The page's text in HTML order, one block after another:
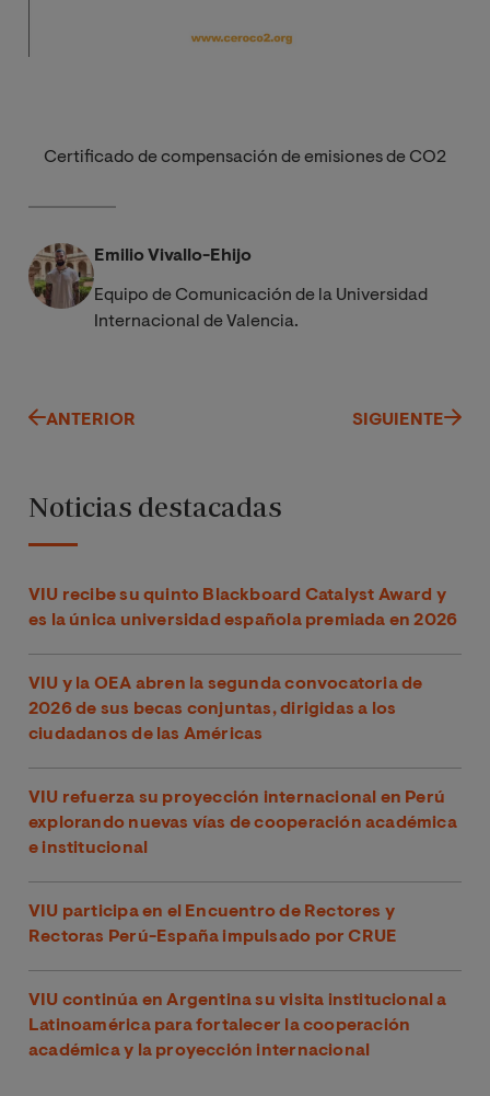
Certificado de compensación de emisiones de CO2
Emilio Vivallo-Ehijo
Equipo de Comunicación de la Universidad
Internacional de Valencia.
ANTERIOR SIGUIENTE
Noticias destacadas
VIU recibe su quinto Blackboard Catalyst Award y
es la única universidad española premiada en 2026
VIU y la OEA abren la segunda convocatoria de
2026 de sus becas conjuntas, dirigidas a los
ciudadanos de las Américas
VIU refuerza su proyección internacional en Perú
explorando nuevas vías de cooperación académica
e institucional
VIU participa en el Encuentro de Rectores y
Rectoras Perú-España impulsado por CRUE
VIU continúa en Argentina su visita institucional a
Latinoamérica para fortalecer la cooperación
académica y la proyección internacional